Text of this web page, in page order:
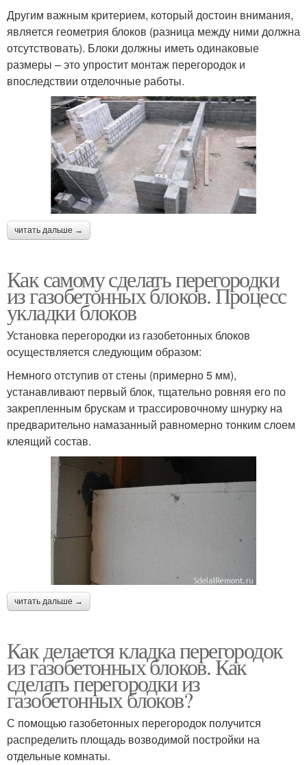
Другим важным критерием, который достоин внимания,
является геометрия блоков (разница между ними должна
отсутствовать). Блоки должны иметь одинаковые
размеры – это упростит монтаж перегородок и
впоследствии отделочные работы.
читать дальше →
Как самому сделать перегородки
из газобетонных блоков. Процесс
укладки блоков
Установка перегородки из газобетонных блоков
осуществляется следующим образом:
Немного отступив от стены (примерно 5 мм),
устанавливают первый блок, тщательно ровняя его по
закрепленным брускам и трассировочному шнурку на
предварительно намазанный равномерно тонким слоем
клеящий состав.
читать дальше →
Как делается кладка перегородок
из газобетонных блоков. Как
сделать перегородки из
газобетонных блоков?
С помощью газобетонных перегородок получится
распределить площадь возводимой постройки на
отдельные комнаты.